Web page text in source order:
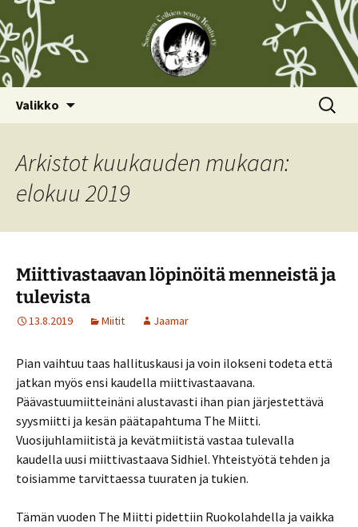
Valikko Haku:
Arkistot kuukauden mukaan:
elokuu 2019
Miittivastaavan löpinöitä menneistä ja
tulevista
13.8.2019 Miitit Jaamar
Pian vaihtuu taas hallituskausi ja voin ilokseni todeta että
jatkan myös ensi kaudella miittivastaavana.
Päävastuumiitteinäni alustavasti ihan pian järjestettävä
syysmiitti ja kesän päätapahtuma The Miitti.
Vuosijuhlamiitistä ja kevätmiitistä vastaa tulevalla
kaudella uusi miittivastaava Sidhiel. Yhteistyötä tehden ja
toisiamme tarvittaessa tuuraten ja tukien.
Tämän vuoden The Miitti pidettiin Ruokolahdella ja vaikka